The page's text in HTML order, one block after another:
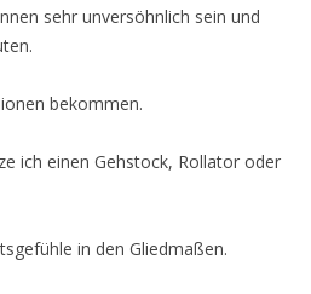
sehr unversöhnlich sein und
bekommen.
einen Gehstock, Rollator oder
in den Gliedmaßen.